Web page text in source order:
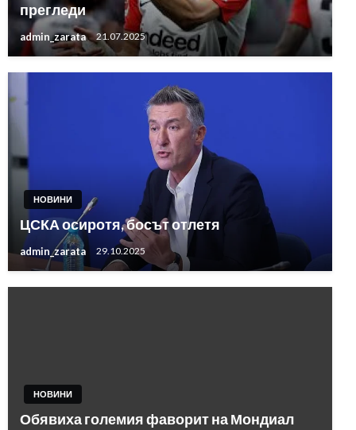
прегледи
admin_zarata 21.07.2025
НОВИНИ
ЦСКА осиротя, босът отлетя
admin_zarata 29.10.2025
НОВИНИ
Обявиха големия фаворит на Мондиал